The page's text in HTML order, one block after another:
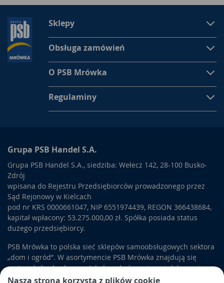
Nasza strona korzysta z plików cookie
Sklepy
Obsługa zamówień
O PSB Mrówka
Regulaminy
Grupa PSB Handel S.A.
Grupa PSB Handel S.A., siedziba: Wełecz 142, 28-100 Busko-
Zdrój
wpisana do Rejestru Przedsiębiorców prowadzonego przez
Sąd Rejonowy w Kielcach
pod nr KRS 0000661047, NIP 6551974439, REGON 366438684,
kapitał wpłacony: 53.275.000,00 zł. Spółka posiada status
dużego przedsiębiorcy.
PSB Mrówka to polska sieć sklepów samoobsługowych sektora
„dom i ogród”. W asortymencie PSB Mrówka znajdują się
materiały budowlane, artykuły wykończeniowe i dekoracyjne,
wyposażenie łazienek i kuchni, elektronarzędzia, a także